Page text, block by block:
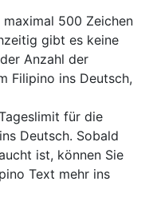
maximal 500 Zeichen
gibt es keine
Anzahl der
Filipino ins Deutsch,
für die
Deutsch. Sobald
ist, können Sie
Text mehr ins